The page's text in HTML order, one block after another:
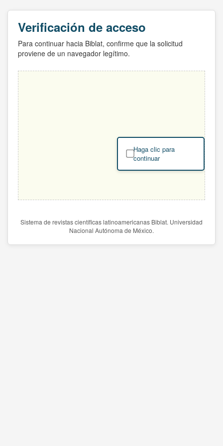
Verificación de acceso
Para continuar hacia Biblat, confirme que la solicitud
proviene de un navegador legítimo.
Haga clic para
continuar
Sistema de revistas científicas latinoamericanas Biblat. Universidad
Nacional Autónoma de México.